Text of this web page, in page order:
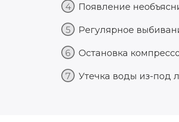
Появление
Регулярное
Остановка
Утечка воды из-под